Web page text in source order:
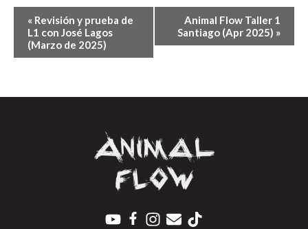
E
E
T
« Revisión y prueba de
L1 con José Lagos
(Marzo de 2025)
Animal Flow Taller 1
Santiago (Apr 2025) »